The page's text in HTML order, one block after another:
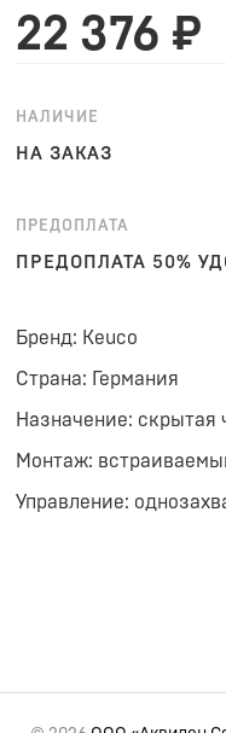
22 376 ₽
НАЛИЧИЕ
НА ЗАКАЗ
ПРЕДОПЛАТА
ПРЕДОПЛАТА 50%
Бренд: Keuco
Страна: Германия
Назначение: скрытая
Монтаж:
Управление: